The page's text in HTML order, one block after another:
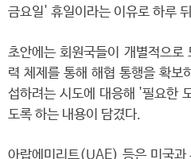
금요일' 휴일이라는 이유로 하루
초안에는 회원국들이 개별적으
력 체제를 통해 해협 통행을 확보
섭하려는 시도에 대응해 '필요한
도록 하는 내용이 담겼다.
아랍에미리트(UAE) 등은 미국과